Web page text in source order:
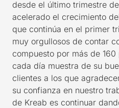
desde el último trimestre
acelerado el crecimiento
que continúa en el primer
muy orgullosos de contar
compuesto por más de
cada día muestra de su
clientes a los que
su confianza en nuestro
de Kreab es continuar